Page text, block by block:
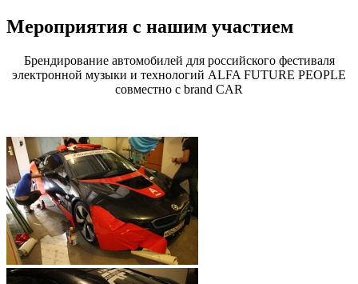
Мероприятия с нашим участием
Брендирование автомобилей для российского фестиваля
электронной музыки и технологий ALFA FUTURE PEOPLE
совместно с brand CAR